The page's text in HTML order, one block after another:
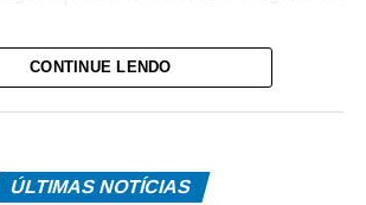
mediadas pela Justiça do
ofertado 4,39%.
CONTINUE LENDO
ÚLTIMAS NOTÍCIAS